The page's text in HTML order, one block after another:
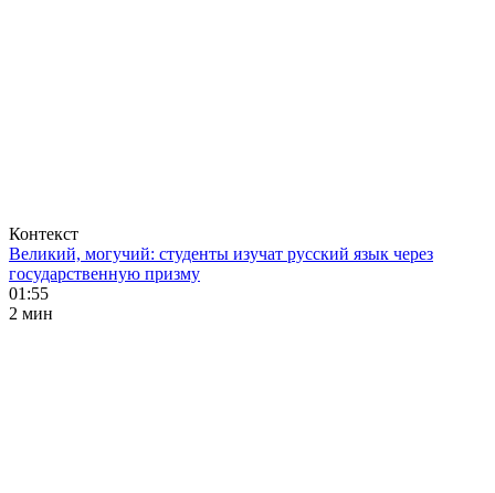
Контекст
Великий, могучий: студенты изучат русский язык через
государственную призму
01:55
2 мин